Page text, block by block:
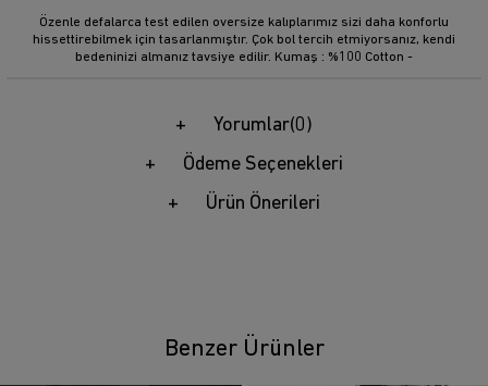
Özenle defalarca test edilen oversize kalıplarımız sizi daha konforlu
hissettirebilmek için tasarlanmıştır. Çok bol tercih etmiyorsanız, kendi
bedeninizi almanız tavsiye edilir. Kumaş : %100 Cotton -
Yorumlar(0)
Ödeme Seçenekleri
Ürün Önerileri
Benzer Ürünler